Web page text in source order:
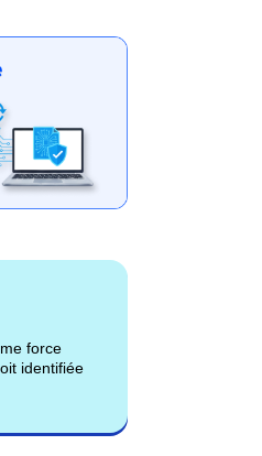
force
identifiée